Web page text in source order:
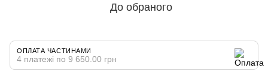
До обраного
ОПЛАТА ЧАСТИНАМИ
4 платежі по 9 650.00 грн